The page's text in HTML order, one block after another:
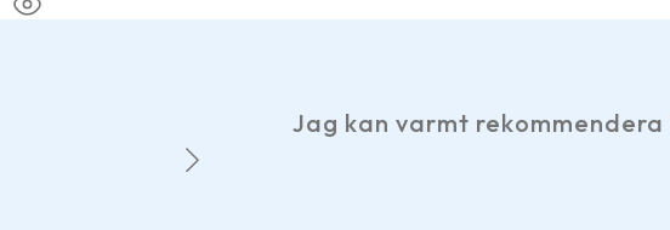
kan varmt rekommendera Vattenliv, trevligt